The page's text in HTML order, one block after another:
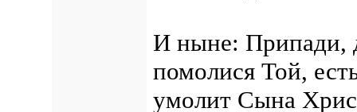
И ныне: Припади,
помолися Той,
умолит Сына